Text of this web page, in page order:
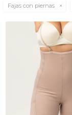
Fajas con piernas